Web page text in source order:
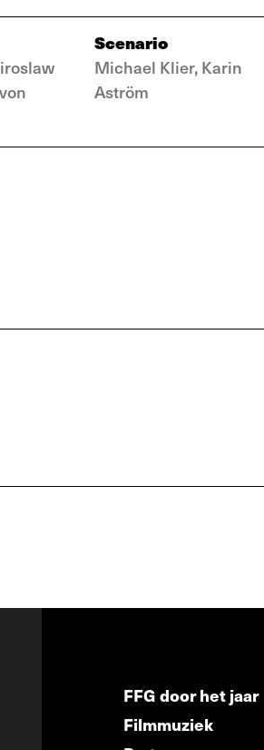
Scenario
Michael Klier, Karin
Aström
FFG door het jaar
Filmmuziek